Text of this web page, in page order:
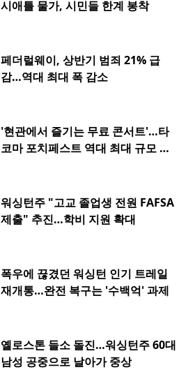
시애틀 물가, 시민들 한계 봉착
페더럴웨이, 상반기 범죄 21% 급
감…역대 최대 폭 감소
'현관에서 즐기는 무료 콘서트'…타
코마 포치페스트 역대 최대 규모 개
워싱턴주 "고교 졸업생 전원 FAFSA
제출" 추진…학비 지원 확대
폭우에 끊겼던 워싱턴 인기 트레일
재개통…완전 복구는 '수백억' 과제
옐로스톤 들소 돌진…워싱턴주 60대
남성 공중으로 날아가 중상